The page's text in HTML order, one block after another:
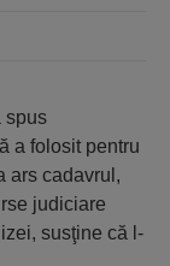
spus
a folosit pentru
ars cadavrul,
judiciare
susţine că l-